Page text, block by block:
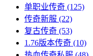
单职业传奇 (125)
传奇新服 (22)
复古传奇 (53)
1.76版本传奇 (10)